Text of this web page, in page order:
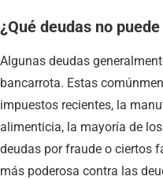
¿Qué deudas no
Algunas deudas
bancarrota. Estas
impuestos recientes, la
alimenticia, la mayoría de
deudas por fraude o ciertos
más poderosa contra las